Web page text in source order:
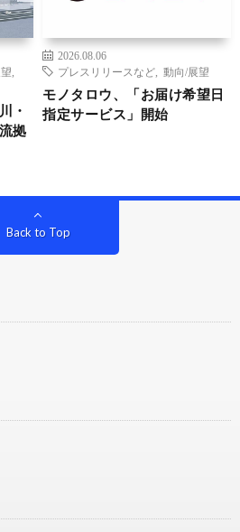
・
拠
2026.08.06
プレスリリースなど
動向/展望
モノタロウ、「お届け希望日
指定サービス」開始
Back to Top